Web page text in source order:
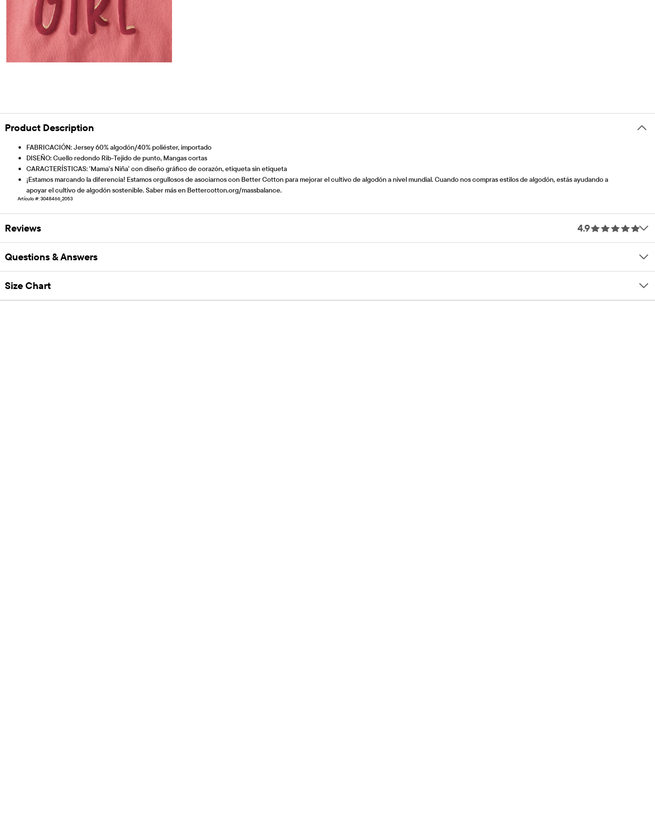
Product Description
FABRICACIÓN: Jersey 60% algodón/40% poliéster, importado
DISEÑO: Cuello redondo Rib-Tejido de punto, Mangas cortas
CARACTERÍSTICAS: 'Mama's Niña' con diseño gráfico de corazón, etiqueta sin etiqueta
¡Estamos marcando la diferencia! Estamos orgullosos de asociarnos con Better Cotton para mejorar el cultivo de algodón a nivel mundial. Cuando nos compras estilos de algodón, estás ayudando a
apoyar el cultivo de algodón sostenible. Saber más en Bettercotton.org/massbalance.
Artículo #: 3048466_2053
Reviews 4.9
Questions & Answers
Size Chart